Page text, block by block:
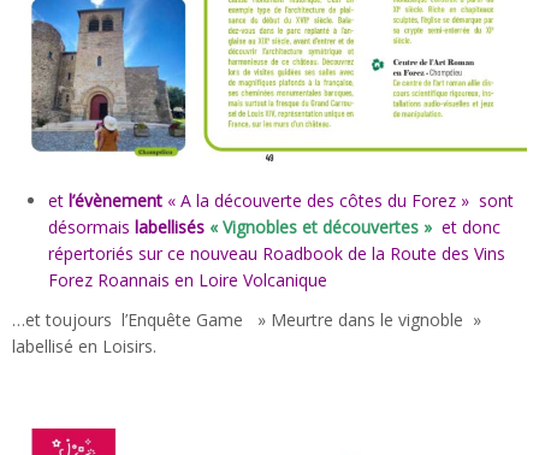
et l’évènement « A la découverte des côtes du Forez » sont
désormais labellisés « Vignobles et découvertes » et donc
répertoriés sur ce nouveau Roadbook de la Route des Vins
Forez Roannais en Loire Volcanique
…et toujours l’Enquête Game » Meurtre dans le vignoble »
labellisé en Loisirs.